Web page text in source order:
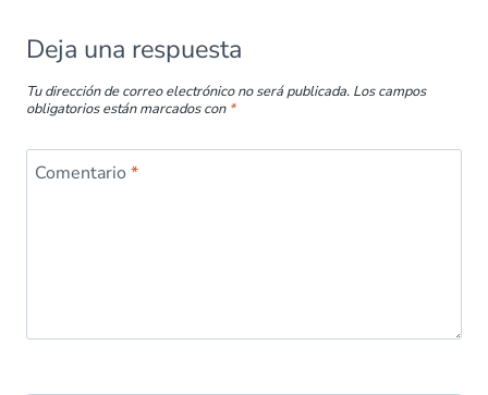
Deja una respuesta
Tu dirección de correo electrónico no será publicada. Los campos
obligatorios están marcados con *
Comentario *